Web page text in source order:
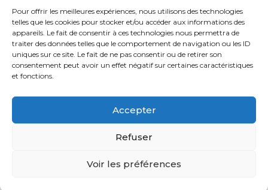
Pour offrir les meilleures expériences, nous utilisons des technologies
telles que les cookies pour stocker et/ou accéder aux informations des
appareils. Le fait de consentir à ces technologies nous permettra de
traiter des données telles que le comportement de navigation ou les ID
uniques sur ce site. Le fait de ne pas consentir ou de retirer son
consentement peut avoir un effet négatif sur certaines caractéristiques
et fonctions.
Accepter
Refuser
Voir les préférences
Taxe d’apprentissage
Vous recherchez des stagiaires ?
Mentions légales & politique de confidentialité